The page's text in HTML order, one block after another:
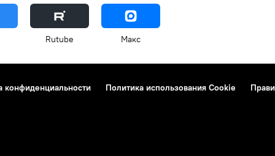
Rutube Макс
конфиденциальности Политика использования Cookie